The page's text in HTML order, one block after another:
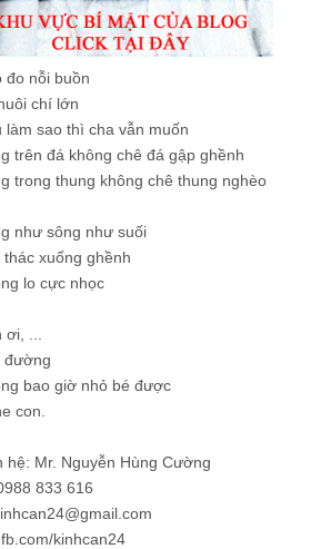
đo nỗi buồn
chí lớn
làm sao thì cha vẫn muốn
trên đá không chê đá gập ghềnh
trong thung không chê thung nghèo
như sông như suối
thác xuống ghềnh
lo cực nhọc
...
đường
bao giờ nhỏ bé được
con.
hệ: Mr. Nguyễn Hùng Cường
833 616
kinhcan24